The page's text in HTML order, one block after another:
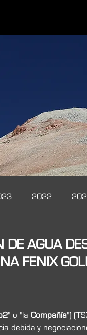
2022
DE AGUA
FENIX
" o "la Compañía")
debida y